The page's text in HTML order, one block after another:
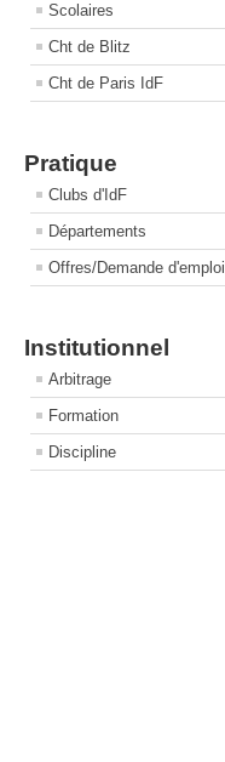
Scolaires
Cht de Blitz
Cht de Paris IdF
Pratique
Clubs d'IdF
Départements
Offres/Demande d'emploi
Institutionnel
Arbitrage
Formation
Discipline